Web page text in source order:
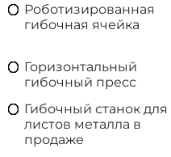
Роботизированная
гибочная ячейка
Горизонтальный
гибочный пресс
Гибочный станок для
листов металла в
продаже